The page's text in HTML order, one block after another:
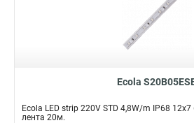
Ecola
Ecola LED strip 220V STD 4,8W/m IP68
лента 20м.